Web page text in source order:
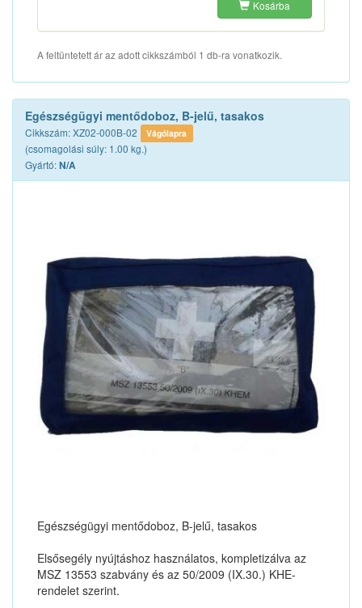
Kosárba
A feltüntetett ár az adott cikkszámból 1 db-ra vonatkozik.
Egészségügyi mentődoboz, B-jelű, tasakos
Cikkszám: XZ02-000B-02 Vágólapra
(csomagolási súly: 1.00 kg.)
Gyártó:N/A
Egészségügyi mentődoboz, B-jelű, tasakos
Elsősegély nyújtáshoz használatos, kompletizálva az
MSZ 13553 szabvány és az 50/2009 (IX.30.) KHE-
rendelet szerint.